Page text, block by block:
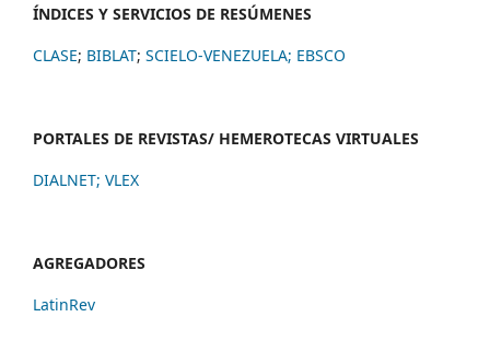
ÍNDICES Y SERVICIOS DE RESÚMENES
CLASE; BIBLAT; SCIELO-VENEZUELA; EBSCO
PORTALES DE REVISTAS/ HEMEROTECAS VIRTUALES
DIALNET; VLEX
AGREGADORES
LatinRev